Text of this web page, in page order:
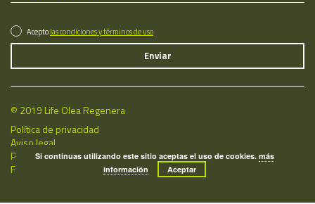
Aceptolas condiciones y términos de uso
© 2019 Life Olea Regenera
Política de privacidad
Aviso legal
Política de cookies
Fecha de última actualización: 06/08/2026
Si continuas utilizando este sitio aceptas el uso de cookies.más
información
Aceptar